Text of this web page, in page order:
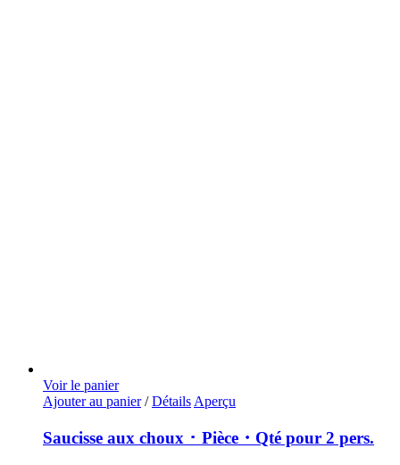
Voir le panier
Ajouter au panier / DétailsAperçu
Saucisse aux choux ･ Pièce・Qté pour 2 pers.